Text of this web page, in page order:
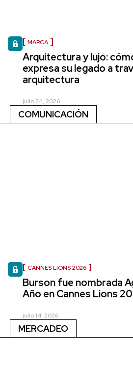
MARCA
Arquitectura y lujo:
expresa su legado a
arquitectura
julio 24, 2026
COMUNICACIÓN
CANNES LIONS 2026
Burson fue nombrada
Año en Cannes Lions
julio 14, 2026
MERCADEO